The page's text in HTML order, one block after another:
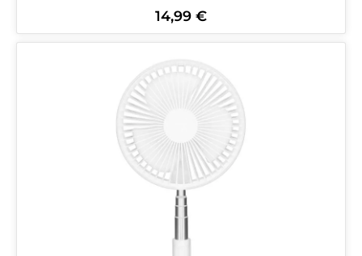
Regulärer Preis:
14,99 €